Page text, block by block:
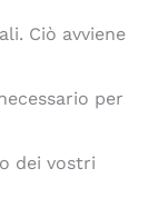
Ciò avviene
per
dei vostri